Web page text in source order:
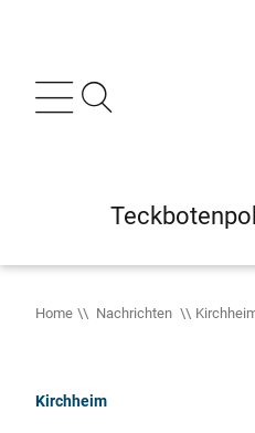
Home Nachrichten
Kirchheim